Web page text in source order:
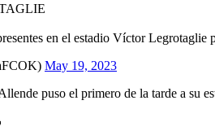
en el estadio Víctor Legrotaglie
May 19, 2023
puso el primero de la tarde a su